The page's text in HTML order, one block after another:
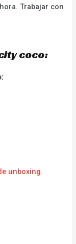
Trabajar con
coco:
unboxing.